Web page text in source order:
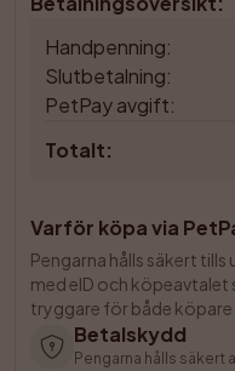
Handpenning:
Slutbetalning:
PetPay avgift:
Totalt:
Varför köpa via
Pengarna hålls säkert
med eID och
tryggare för både köpare
Betalskydd
Pengarna hålls säkert